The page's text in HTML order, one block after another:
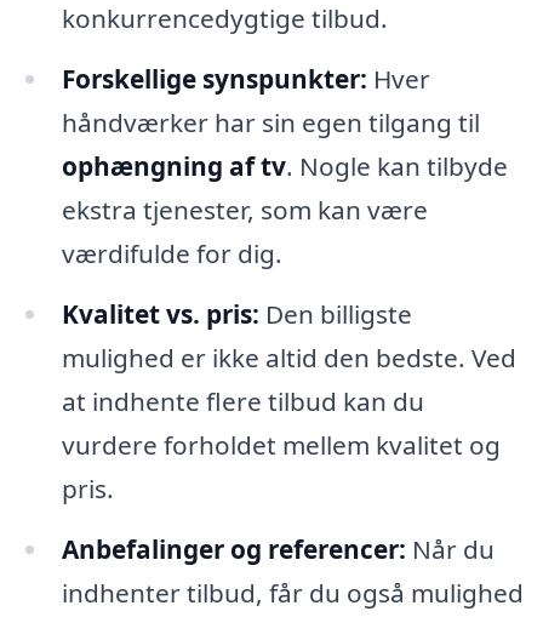
konkurrencedygtige tilbud.
Forskellige synspunkter: Hver
håndværker har sin egen tilgang til
ophængning af tv. Nogle kan tilbyde
ekstra tjenester, som kan være
værdifulde for dig.
Kvalitet vs. pris: Den billigste
mulighed er ikke altid den bedste. Ved
at indhente flere tilbud kan du
vurdere forholdet mellem kvalitet og
pris.
Anbefalinger og referencer: Når du
indhenter tilbud, får du også mulighed